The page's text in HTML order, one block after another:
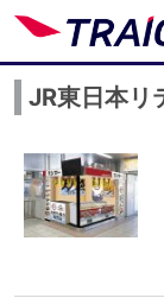
JR東日本リ